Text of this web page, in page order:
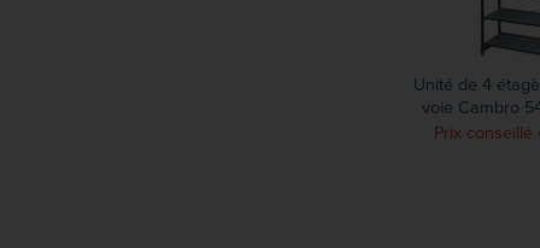
Unité de 4
voie Cambro
Prix